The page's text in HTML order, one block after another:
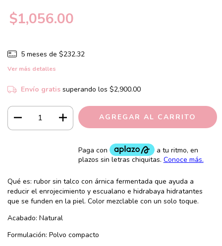
$1,056.00
5 meses de $232.32
Ver más detalles
Envío gratis superando los $2,900.00
Qué es: rubor sin talco con árnica fermentada que ayuda a
reducir el enrojecimiento y escualano e hidrabaya hidratantes
que se funden en la piel. Color mezclable con un solo toque.
Acabado: Natural
Formulación: Polvo compacto